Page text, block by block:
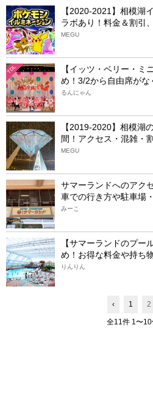
【2020-2021】相模湖
ラボあり！料金＆割引
MEGU
TDL
【イッツ・ベリー・ミ
め！3/2から自由席がな
るんにゃん
【2019-2020】相模湖
間！アクセス・混雑・
MEGU
サマーランドへのアク
車での行き方や駐車場
みーこ
【サマーランドのプー
め！お得な料金や持ち
りんりん
‹ 1 2
全11件 1〜10